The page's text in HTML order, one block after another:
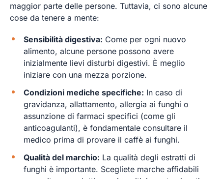
maggior parte delle persone. Tuttavia, ci sono alcune
cose da tenere a mente:
Sensibilità digestiva: Come per ogni nuovo
alimento, alcune persone possono avere
inizialmente lievi disturbi digestivi. È meglio
iniziare con una mezza porzione.
Condizioni mediche specifiche: In caso di
gravidanza, allattamento, allergia ai funghi o
assunzione di farmaci specifici (come gli
anticoagulanti), è fondamentale consultare il
medico prima di provare il caffè ai funghi.
Qualità del marchio: La qualità degli estratti di
funghi è importante. Scegliete marche affidabili